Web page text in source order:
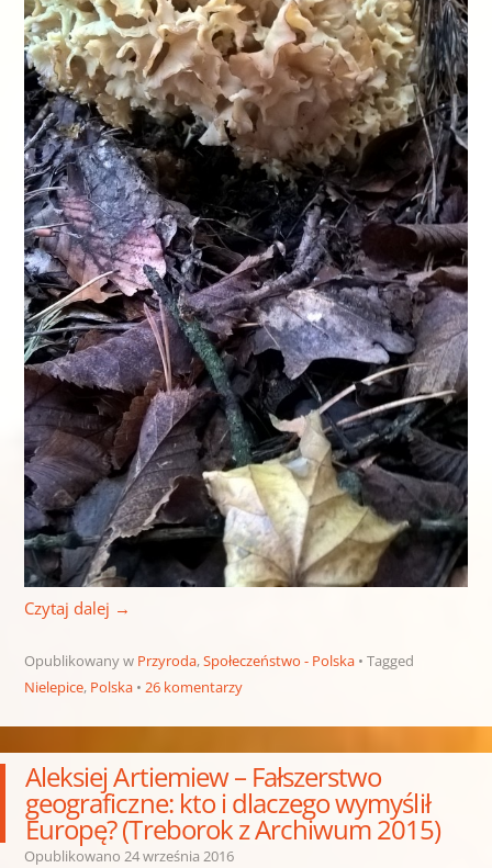
Czytaj dalej →
Opublikowany w Przyroda,Społeczeństwo - Polska
Tagged
Nielepice, Polska 26 komentarzy
Aleksiej Artiemiew – Fałszerstwo
geograficzne: kto i dlaczego wymyślił
Europę? (Treborok z Archiwum 2015)
Opublikowano 24 września 2016